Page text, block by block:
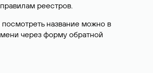
реестров.
название можно в
через форму обратной